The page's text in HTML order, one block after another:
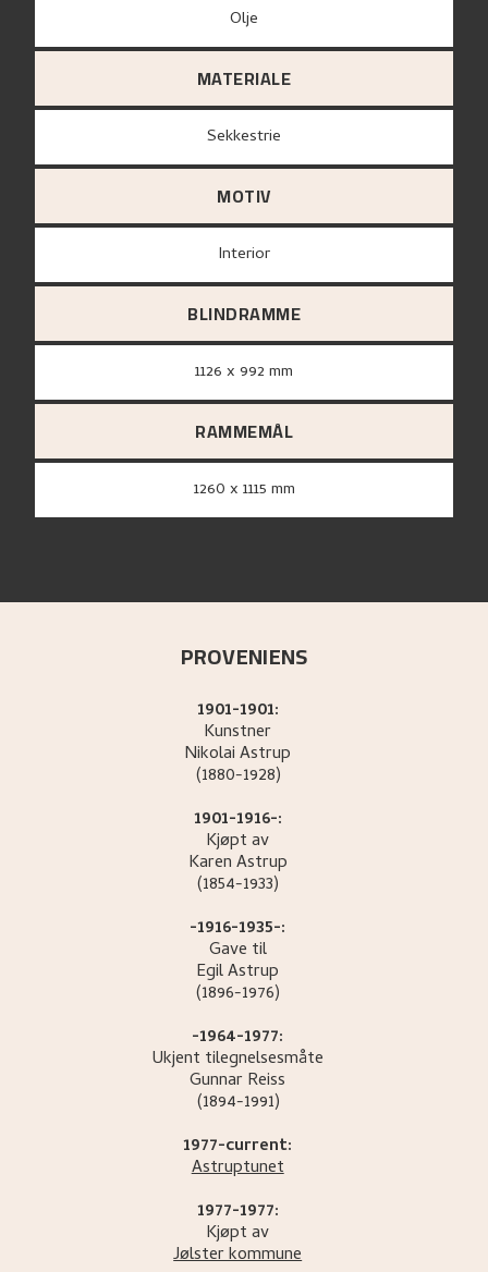
Olje
MATERIALE
sekkestrie
MOTIV
Interior
BLINDRAMME
1126 x 992 mm
RAMMEMÅL
1260 x 1115 mm
PROVENIENS
1901-1901:
Kunstner
NikolaiAstrup
(1880-1928)
1901-1916-:
Kjøpt av
KarenAstrup
(1854-1933)
-1916-1935-:
Gave til
EgilAstrup
(1896-1976)
-1964-1977:
Ukjent tilegnelsesmåte
GunnarReiss
(1894-1991)
1977-current:
Astruptunet
1977-1977:
Kjøpt av
Jølster kommune